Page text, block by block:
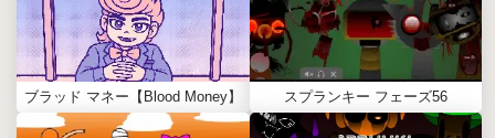
ブラッド マネー【Blood Money】 スプランキー フェーズ56